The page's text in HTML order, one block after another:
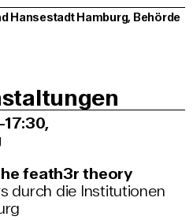
Hansestadt Hamburg, Behörde
,
feath3r theory
durch die Institutionen